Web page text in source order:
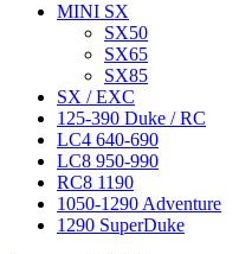
MINI SX
SX50
SX65
SX85
SX / EXC
125-390 Duke / RC
LC4 640-690
LC8 950-990
RC8 1190
1050-1290 Adventure
1290 SuperDuke